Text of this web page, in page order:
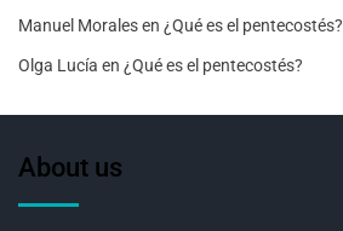
Manuel Moralesen ¿Qué es el pentecostés?
Olga Lucía en ¿Qué es el pentecostés?
About us